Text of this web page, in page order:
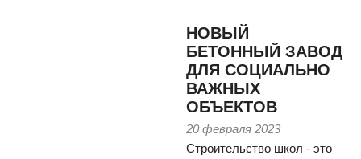
НОВЫЙ
БЕТОННЫЙ ЗАВОД
ДЛЯ СОЦИАЛЬНО
ВАЖНЫХ
ОБЪЕКТОВ
20 февраля 2023
Строительство школ - это